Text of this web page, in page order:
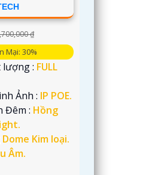
₫
Mại: 30%
: FULL
Ảnh : IP POE.
Đêm : Hồng
Dome Kim loại.
Âm.